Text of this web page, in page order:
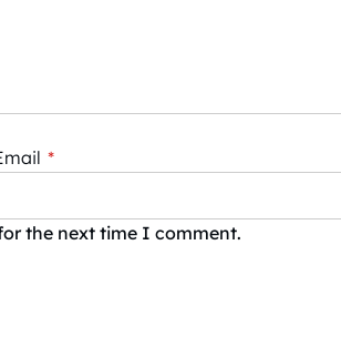
*
the next time I comment.